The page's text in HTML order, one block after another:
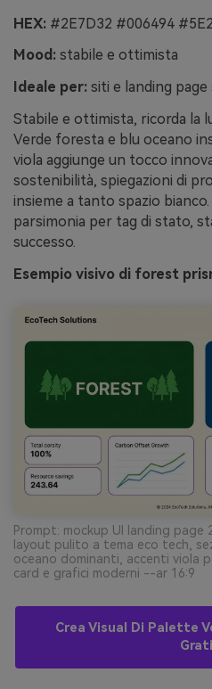
HEX: #2E7D32 #006494
Mood: stabile e ottimista
Ideale per: siti e landing
Stabile e ottimista, ricorda la
Verde foresta e blu oceano
viola aggiunge un tocco
sostenibilità, spiegazioni di
insieme a tanto spazio
parsimonia per tag di stato,
successo.
Esempio visivo di forest
Prompt: mockup UI landing page
layout pulito a tema eco tech,
oceano dominanti, accenti viola
card e grafici moderni --ar 16:9
Crea Visual Di Palette